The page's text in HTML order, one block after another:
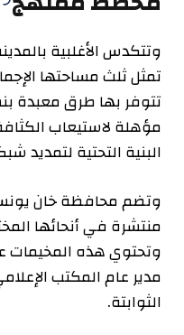
وتتكدس الأغلبية
تمثل ثلث مساحتها
مؤهلة لاستيعاب
البنية التحتية لتمديد
منتشرة في أنحائها
مدير عام المكتب
الثوابتة.